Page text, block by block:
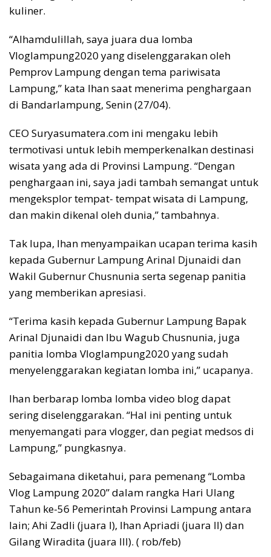
kuliner.
“Alhamdulillah, saya juara dua lomba
Vloglampung2020 yang diselenggarakan oleh
Pemprov Lampung dengan tema pariwisata
Lampung,” kata Ihan saat menerima penghargaan
di Bandarlampung, Senin (27/04).
CEO Suryasumatera.com ini mengaku lebih
termotivasi untuk lebih memperkenalkan destinasi
wisata yang ada di Provinsi Lampung. “Dengan
penghargaan ini, saya jadi tambah semangat untuk
mengeksplor tempat- tempat wisata di Lampung,
dan makin dikenal oleh dunia,” tambahnya.
Tak lupa, Ihan menyampaikan ucapan terima kasih
kepada Gubernur Lampung Arinal Djunaidi dan
Wakil Gubernur Chusnunia serta segenap panitia
yang memberikan apresiasi.
“Terima kasih kepada Gubernur Lampung Bapak
Arinal Djunaidi dan Ibu Wagub Chusnunia, juga
panitia lomba Vloglampung2020 yang sudah
menyelenggarakan kegiatan lomba ini,” ucapanya.
Ihan berbarap lomba lomba video blog dapat
sering diselenggarakan. “Hal ini penting untuk
menyemangati para vlogger, dan pegiat medsos di
Lampung,” pungkasnya.
Sebagaimana diketahui, para pemenang “Lomba
Vlog Lampung 2020” dalam rangka Hari Ulang
Tahun ke-56 Pemerintah Provinsi Lampung antara
lain; Ahi Zadli (juara I), Ihan Apriadi (juara II) dan
Gilang Wiradita (juara III). ( rob/feb)